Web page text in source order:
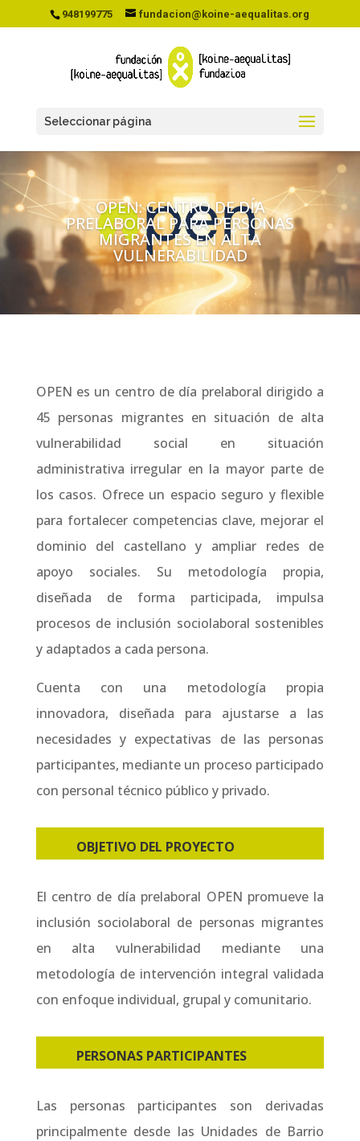
948199775 fundacion@koine-aequalitas.org
Seleccionar página
OPEN: CENTRO DE DÍA
PRELABORAL PARA PERSONAS
MIGRANTES EN ALTA
VULNERABILIDAD
OPEN es un centro de día prelaboral dirigido a
45 personas migrantes en situación de alta
vulnerabilidad social en situación
administrativa irregular en la mayor parte de
los casos. Ofrece un espacio seguro y flexible
para fortalecer competencias clave, mejorar el
dominio del castellano y ampliar redes de
apoyo sociales. Su metodología propia,
diseñada de forma participada, impulsa
procesos de inclusión sociolaboral sostenibles
y adaptados a cada persona.
Cuenta con una metodología propia
innovadora, diseñada para ajustarse a las
necesidades y expectativas de las personas
participantes, mediante un proceso participado
con personal técnico público y privado.
OBJETIVO DEL PROYECTO
El centro de día prelaboral OPEN promueve la
inclusión sociolaboral de personas migrantes
en alta vulnerabilidad mediante una
metodología de intervención integral validada
con enfoque individual, grupal y comunitario.
PERSONAS PARTICIPANTES
Las personas participantes son derivadas
principalmente desde las Unidades de Barrio